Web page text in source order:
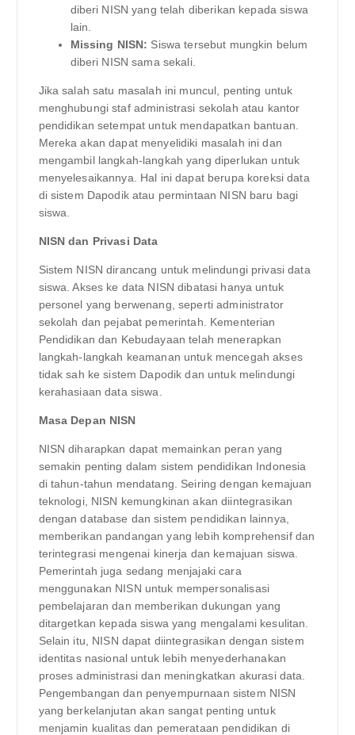
diberi NISN yang telah diberikan kepada siswa
lain.
Missing NISN: Siswa tersebut mungkin belum
diberi NISN sama sekali.
Jika salah satu masalah ini muncul, penting untuk
menghubungi staf administrasi sekolah atau kantor
pendidikan setempat untuk mendapatkan bantuan.
Mereka akan dapat menyelidiki masalah ini dan
mengambil langkah-langkah yang diperlukan untuk
menyelesaikannya. Hal ini dapat berupa koreksi data
di sistem Dapodik atau permintaan NISN baru bagi
siswa.
NISN dan Privasi Data
Sistem NISN dirancang untuk melindungi privasi data
siswa. Akses ke data NISN dibatasi hanya untuk
personel yang berwenang, seperti administrator
sekolah dan pejabat pemerintah. Kementerian
Pendidikan dan Kebudayaan telah menerapkan
langkah-langkah keamanan untuk mencegah akses
tidak sah ke sistem Dapodik dan untuk melindungi
kerahasiaan data siswa.
Masa Depan NISN
NISN diharapkan dapat memainkan peran yang
semakin penting dalam sistem pendidikan Indonesia
di tahun-tahun mendatang. Seiring dengan kemajuan
teknologi, NISN kemungkinan akan diintegrasikan
dengan database dan sistem pendidikan lainnya,
memberikan pandangan yang lebih komprehensif dan
terintegrasi mengenai kinerja dan kemajuan siswa.
Pemerintah juga sedang menjajaki cara
menggunakan NISN untuk mempersonalisasi
pembelajaran dan memberikan dukungan yang
ditargetkan kepada siswa yang mengalami kesulitan.
Selain itu, NISN dapat diintegrasikan dengan sistem
identitas nasional untuk lebih menyederhanakan
proses administrasi dan meningkatkan akurasi data.
Pengembangan dan penyempurnaan sistem NISN
yang berkelanjutan akan sangat penting untuk
menjamin kualitas dan pemerataan pendidikan di